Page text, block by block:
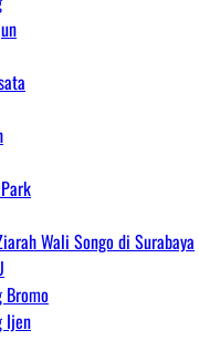
Wali Songo di Surabaya
Bromo
Ijen